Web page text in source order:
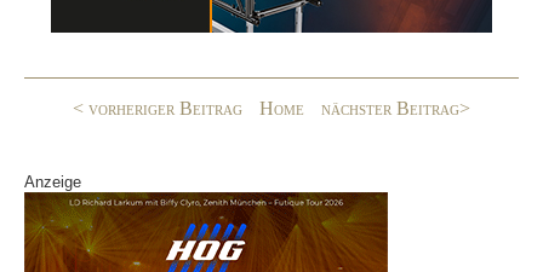
o< vorheriger Beitrag Home nächster Beitrag>
Anzeige